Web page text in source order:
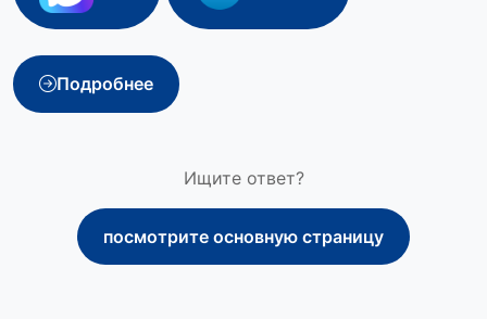
Подробнее
Ищите ответ?
посмотрите основную страницу